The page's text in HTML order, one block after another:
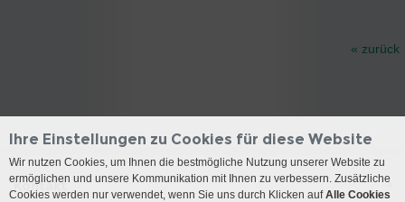
« zurück
Kontakt
Ihre Einstellungen zu Cookies für diese Website
Wir nutzen Cookies, um Ihnen die bestmögliche Nutzung unserer Website zu
ermöglichen und unsere Kommunikation mit Ihnen zu verbessern. Zusätzliche
Cookies werden nur verwendet, wenn Sie uns durch Klicken aufAlle Cookies